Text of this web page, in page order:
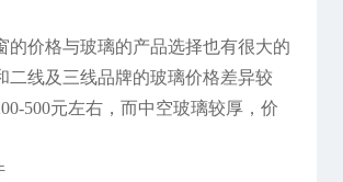
的价格与玻璃的产品选择也有很大的
二线及三线品牌的玻璃价格差异较
500元左右，而中空玻璃较厚，价